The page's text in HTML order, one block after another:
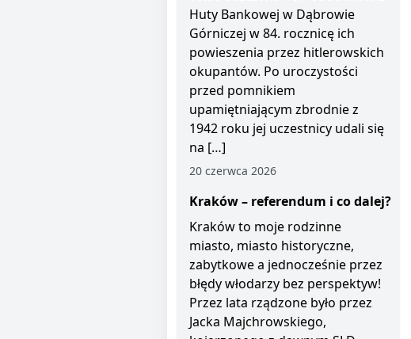
Huty Bankowej w Dąbrowie
Górniczej w 84. rocznicę ich
powieszenia przez hitlerowskich
okupantów. Po uroczystości
przed pomnikiem
upamiętniającym zbrodnie z
1942 roku jej uczestnicy udali się
na […]
20 czerwca 2026
Kraków – referendum i co dalej?
Kraków to moje rodzinne
miasto, miasto historyczne,
zabytkowe a jednocześnie przez
błędy włodarzy bez perspektyw!
Przez lata rządzone było przez
Jacka Majchrowskiego,